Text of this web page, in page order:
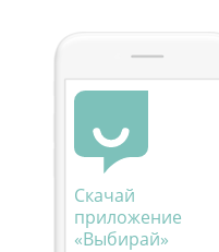
Скачай
приложение
«Выбирай»